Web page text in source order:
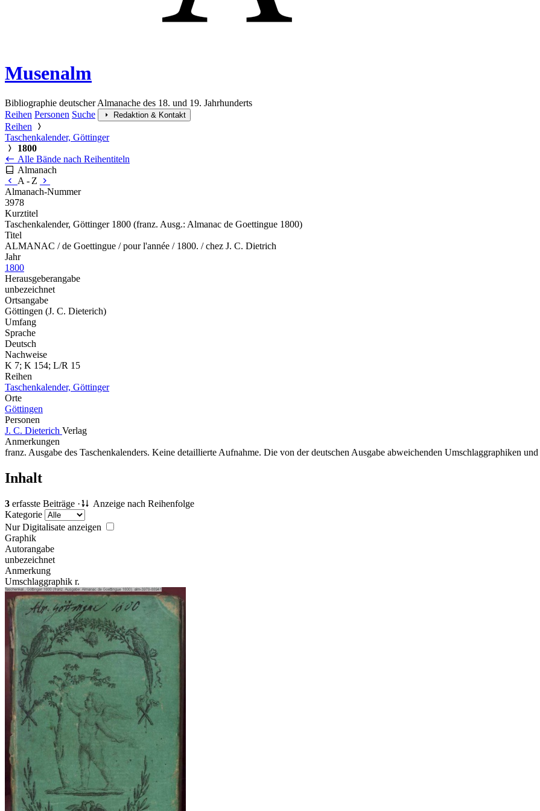
Musenalm
Bibliographie deutscher Almanache des 18. und 19. Jahrhunderts
Reihen Personen Suche Redaktion & Kontakt
Reihen
Taschenkalender, Göttinger
1800
Alle Bände nach Reihentiteln
Almanach
A - Z
Almanach-Nummer
3978
Kurztitel
Taschenkalender, Göttinger 1800 (franz. Ausg.: Almanac de Goettingue 1800)
Titel
ALMANAC / de Goettingue / pour l'année / 1800. / chez J. C. Dietrich
Jahr
1800
Herausgeberangabe
unbezeichnet
Ortsangabe
Göttingen (J. C. Dieterich)
Umfang
Sprache
Deutsch
Nachweise
K 7; K 154; L/R 15
Reihen
Taschenkalender, Göttinger
Orte
Göttingen
Personen
J. C. Dieterich Verlag
Anmerkungen
franz. Ausgabe des Taschenkalenders. Keine detaillierte Aufnahme. Die von der deutschen Ausgabe abweichenden Umschlaggraphiken
Inhalt
3 erfasste Beiträge ·
Anzeige nach Reihenfolge
Kategorie
Nur Digitalisate anzeigen
Graphik
Autorangabe
unbezeichnet
Anmerkung
Umschlaggraphik r.